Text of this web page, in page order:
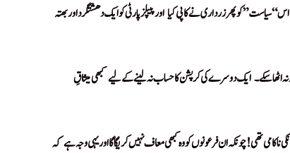
“سیاست” کو پھر زرداری نے کاپی کیا! اور پیپلزپارٹی کو ایک دھشتگرد اور بھتہ
اٹھا سکے۔! ایک دوسرے کی کرپشن کا حساب نہ لینے کے لیے! کبھی میثاقِ
نا کامی تھی! چونکہ ان فرعونوں کو وہ کبھی معاف نہیں کریگا گا اور یہی وجہ ہے! کہ